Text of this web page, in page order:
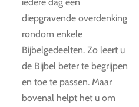
diepgravende overdenking
rondom enkele
Bijbelgedeelten. Zo leert u
de Bijbel beter te begrijpen
en toe te passen. Maar
bovenal helpt het u om